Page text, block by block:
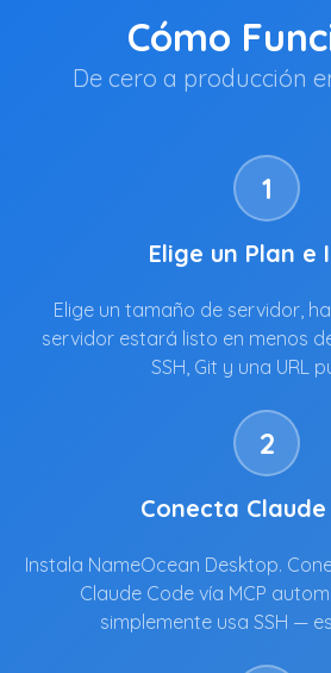
Cómo
De cero a producción
1
Elige un Plan e
Elige un tamaño de servidor,
servidor estará listo en menos
SSH, Git y una URL
2
Conecta
Instala NameOcean Desktop.
Claude Code vía MCP
simplemente usa SSH —